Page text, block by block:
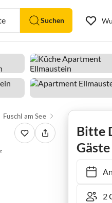
Suchen
Fuschl am See Apartment
Bitte